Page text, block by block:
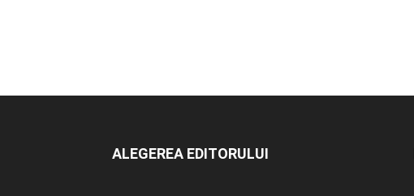
ALEGEREA EDITORULUI